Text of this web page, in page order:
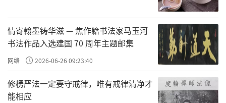
情寄翰墨铸华滋 — 焦作籍书法家马玉河
书法作品入选建国 70 周年主题邮集
网络 2026-06-26 09:23:40
修楞严法一定要守戒律，唯有戒律清净才
能相应